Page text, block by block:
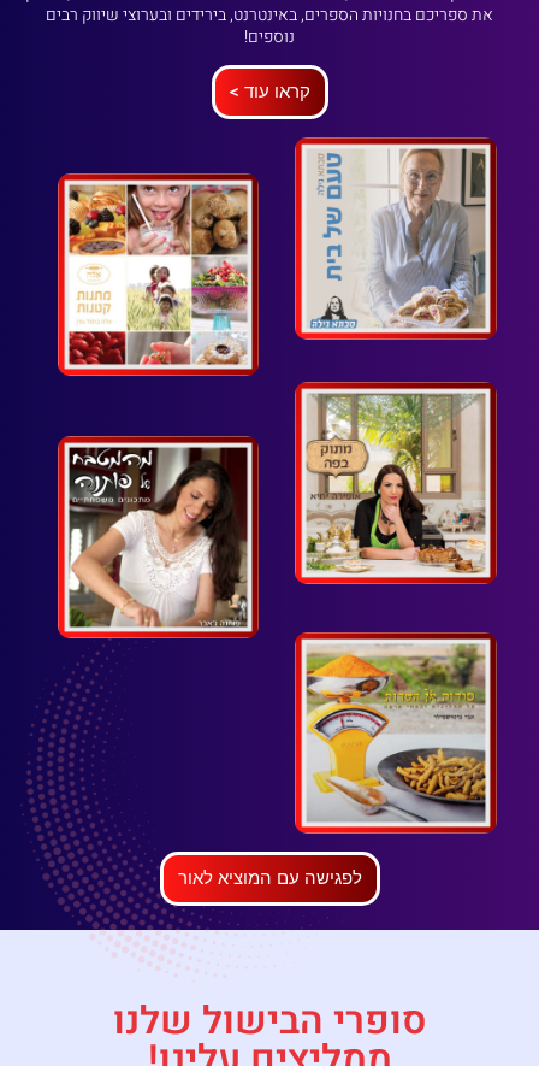
את ספריכם בחנויות הספרים, באינטרנט, בירידים ובערוצי שיווק רבים
נוספים!
קראו עוד >
לפגישה עם המוציא לאור
סופרי הבישול שלנו